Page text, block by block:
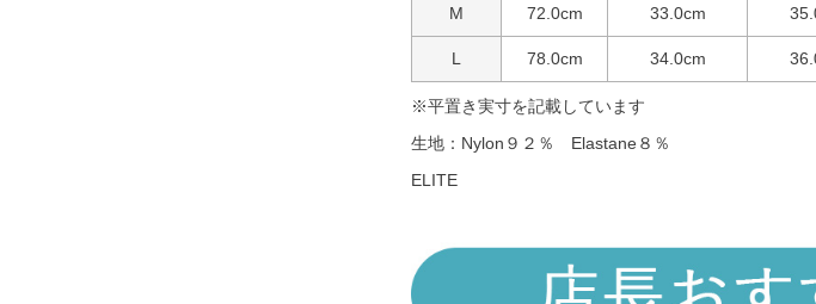
M 72.0cm 33.0cm
L 78.0cm 34.0cm
※平置き実寸を記載しています
生地：Nylon９２％ Elastane８％
ELITE